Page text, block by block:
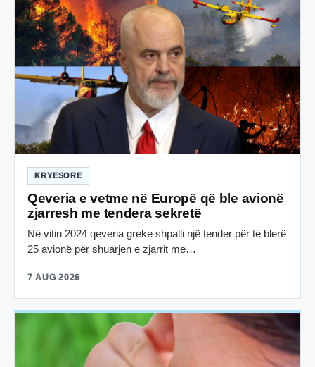
KRYESORE
Qeveria e vetme në Europë që ble avionë
zjarresh me tendera sekretë
Në vitin 2024 qeveria greke shpalli një tender për të blerë
25 avionë për shuarjen e zjarrit me…
7 AUG 2026